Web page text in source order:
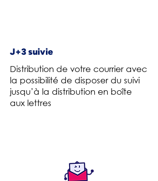
J+3 suivie
Distribution de votre courrier avec
la possibilité de disposer du suivi
jusqu’à la distribution en boîte
aux lettres